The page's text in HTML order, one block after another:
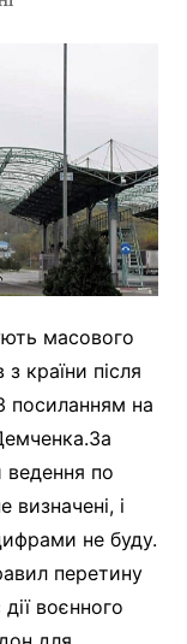
масового
з країни після
посиланням на
ведення по
і
не буду.
перетину
воєнного